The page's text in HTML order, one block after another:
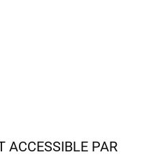
ACCESSIBLE PAR